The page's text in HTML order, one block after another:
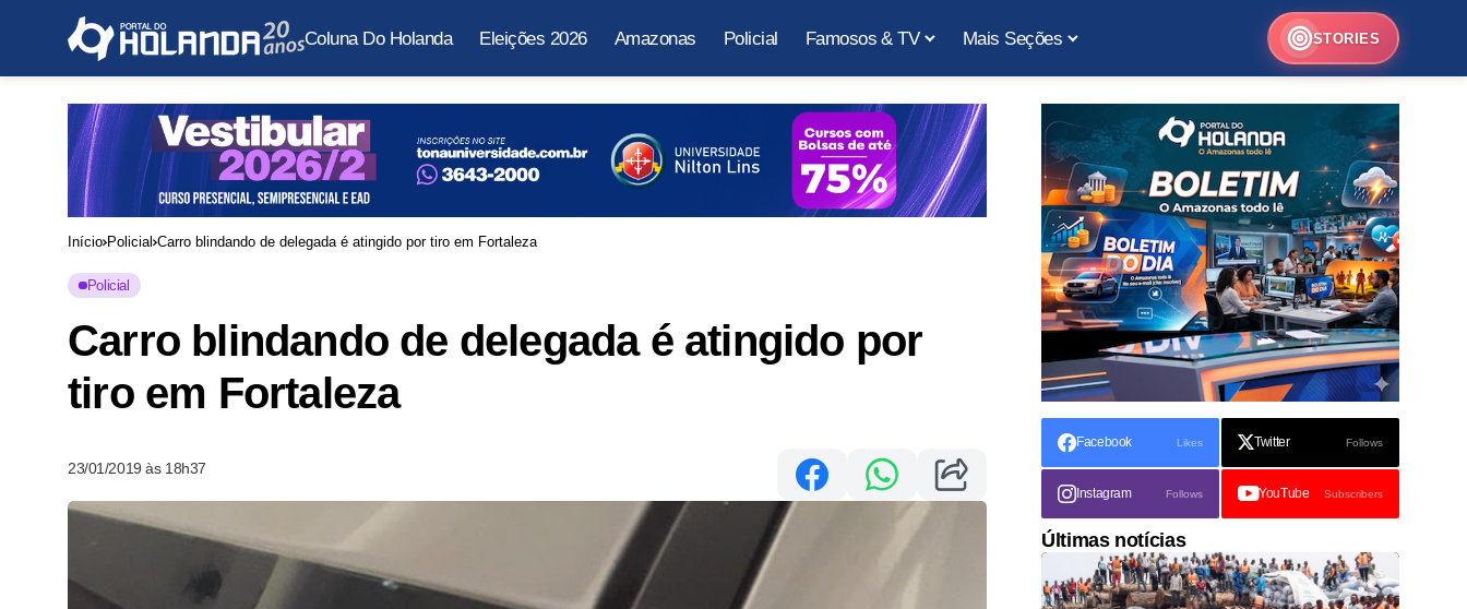
Coluna Do Holanda Eleições 2026 Amazonas Policial Famosos & TV Mais Seções STORIES
Início Policial Carro blindando de delegada é atingido por tiro em Fortaleza
Policial
Carro blindando de delegada é atingido por
tiro em Fortaleza
23/01/2019 às 18h37
Facebook Likes Twitter Follows
Instagram Follows YouTube Subscribers
Últimas notícias